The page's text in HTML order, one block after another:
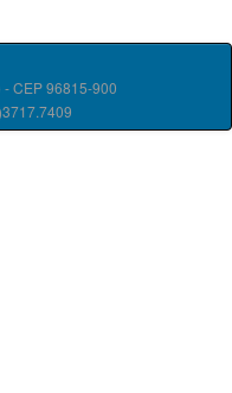
CEP 96815-900